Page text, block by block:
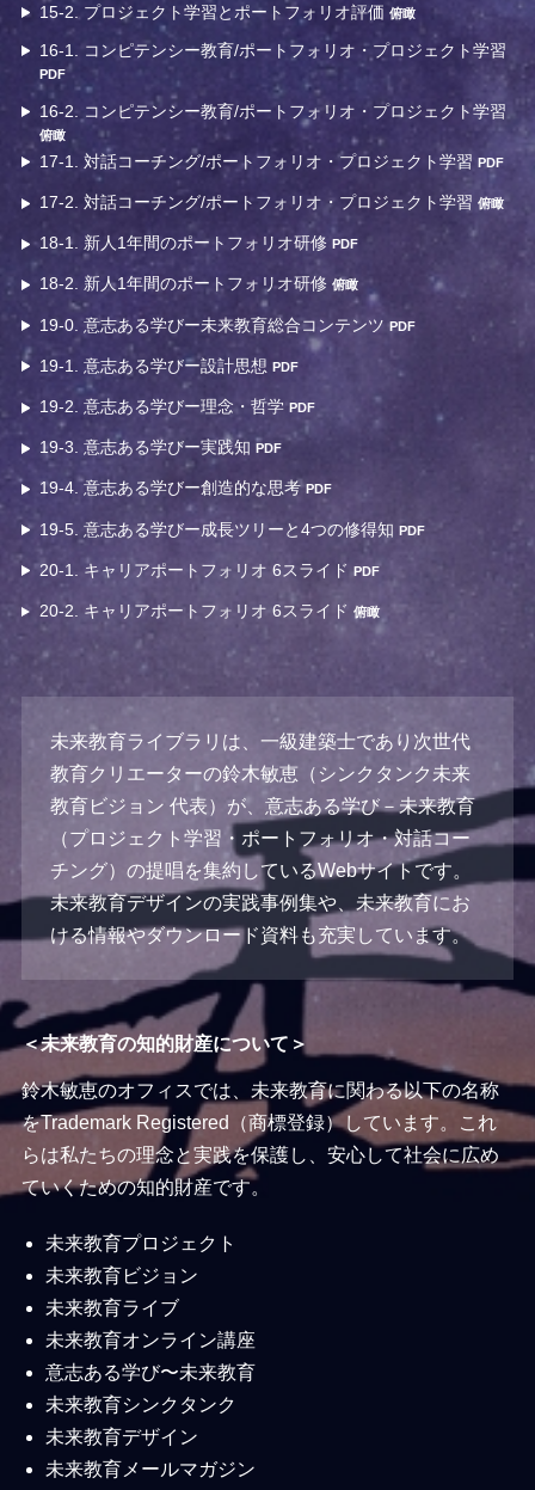
15-2. プロジェクト学習とポートフォリオ評価俯瞰
16-1. コンピテンシー教育/ポートフォリオ・プロジェクト学習
PDF
16-2. コンピテンシー教育/ポートフォリオ・プロジェクト学習
俯瞰
17-1. 対話コーチング/ポートフォリオ・プロジェクト学習PDF
17-2. 対話コーチング/ポートフォリオ・プロジェクト学習俯瞰
18-1. 新人1年間のポートフォリオ研修PDF
18-2. 新人1年間のポートフォリオ研修俯瞰
19-0. 意志ある学びー未来教育総合コンテンツPDF
19-1. 意志ある学びー設計思想PDF
19-2. 意志ある学びー理念・哲学PDF
19-3. 意志ある学びー実践知PDF
19-4. 意志ある学びー創造的な思考PDF
19-5. 意志ある学びー成長ツリーと4つの修得知PDF
20-1. キャリアポートフォリオ 6スライドPDF
20-2. キャリアポートフォリオ 6スライド俯瞰
未来教育ライブラリは、一級建築士であり次世代
教育クリエーターの鈴木敏恵（シンクタンク未来
教育ビジョン 代表）が、意志ある学び－未来教育
（プロジェクト学習・ポートフォリオ・対話コー
チング）の提唱を集約しているWebサイトです。
未来教育デザインの実践事例集や、未来教育にお
ける情報やダウンロード資料も充実しています。
＜未来教育の知的財産について＞
鈴木敏恵のオフィスでは、未来教育に関わる以下の名称
をTrademark Registered（商標登録）しています。これ
らは私たちの理念と実践を保護し、安心して社会に広め
ていくための知的財産です。
未来教育プロジェクト
未来教育ビジョン
未来教育ライブ
未来教育オンライン講座
意志ある学び〜未来教育
未来教育シンクタンク
未来教育デザイン
未来教育メールマガジン